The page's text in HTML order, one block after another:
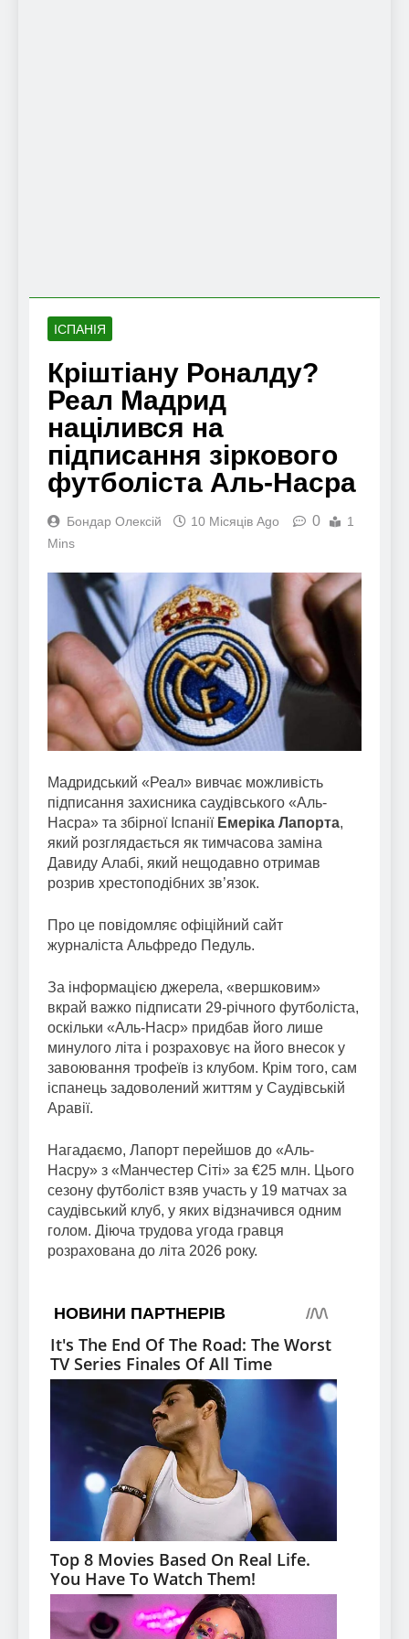
ІСПАНІЯ
Кріштіану Роналду?
Реал Мадрид
націлився на
підписання зіркового
футболіста Аль-Насра
Бондар Олексій 10 Місяців Ago 0
1
Mins
Мадридський «Реал» вивчає можливість
підписання захисника саудівського «Аль-
Насра» та збірної Іспанії Емеріка Лапорта,
який розглядається як тимчасова заміна
Давиду Алабі, який нещодавно отримав
розрив хрестоподібних зв’язок.
Про це повідомляє офіційний сайт
журналіста Альфредо Педуль.
За інформацією джерела, «вершковим»
вкрай важко підписати 29-річного футболіста,
оскільки «Аль-Наср» придбав його лише
минулого літа і розраховує на його внесок у
завоювання трофеїв із клубом. Крім того, сам
іспанець задоволений життям у Саудівській
Аравії.
Нагадаємо, Лапорт перейшов до «Аль-
Насру» з «Манчестер Сіті» за €25 млн. Цього
сезону футболіст взяв участь у 19 матчах за
саудівський клуб, у яких відзначився одним
голом. Діюча трудова угода гравця
розрахована до літа 2026 року.